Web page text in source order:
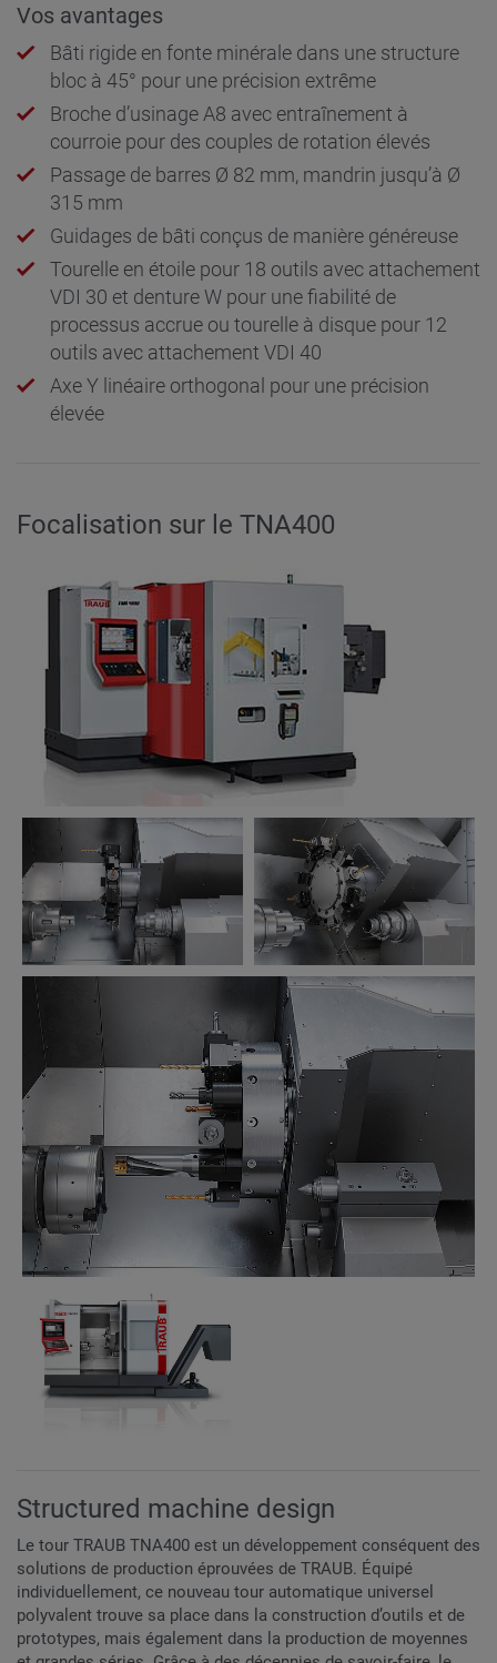
Vos avantages
Bâti rigide en fonte minérale dans une structure
bloc à 45° pour une précision extrême
Broche d’usinage A8 avec entraînement à
courroie pour des couples de rotation élevés
Passage de barres Ø 82 mm, mandrin jusqu’à Ø
315 mm
Guidages de bâti conçus de manière généreuse
Tourelle en étoile pour 18 outils avec attachement
VDI 30 et denture W pour une fiabilité de
processus accrue ou tourelle à disque pour 12
outils avec attachement VDI 40
Axe Y linéaire orthogonal pour une précision
élevée
Focalisation sur le TNA400
Structured machine design
Le tour TRAUB TNA400 est un développement conséquent des
solutions de production éprouvées de TRAUB. Équipé
individuellement, ce nouveau tour automatique universel
polyvalent trouve sa place dans la construction d’outils et de
prototypes, mais également dans la production de moyennes